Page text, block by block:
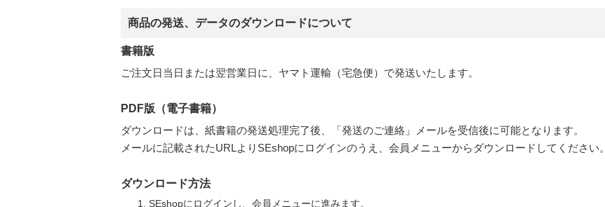
商品の発送、データのダウンロードについて
書籍版
ご注文日当日または翌営業日に、ヤマト運輸（宅急便）で発送いたします。
PDF版（電子書籍）
ダウンロードは、紙書籍の発送処理完了後、「発送のご連絡」メールを受信後に可能となります。
メールに記載されたURLよりSEshopにログインのうえ、会員メニューからダウンロードしてください。
ダウンロード方法
SEshopにログインし、会員メニューに進みます。